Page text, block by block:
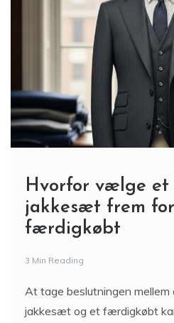
Hvorfor vælge
jakkesæt frem
færdigkøbt
3 Min Reading
At tage beslutningen
jakkesæt og et færdigkøbt